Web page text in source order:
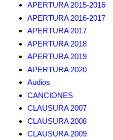
APERTURA 2015-2016
APERTURA 2016-2017
APERTURA 2017
APERTURA 2018
APERTURA 2019
APERTURA 2020
Audios
CANCIONES
CLAUSURA 2007
CLAUSURA 2008
CLAUSURA 2009